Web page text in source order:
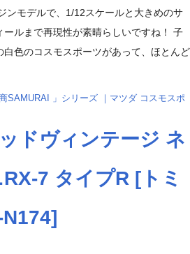
ンモデルで、1/12スケールと大きめのサ
ルまで再現性が素晴らしいですね！ 子
色のコスモスポーツがあって、ほとんど
SAMURAI 」シリーズ ｜マツダ コスモスポ
ドヴィンテージ ネ
7 タイプR [トミ